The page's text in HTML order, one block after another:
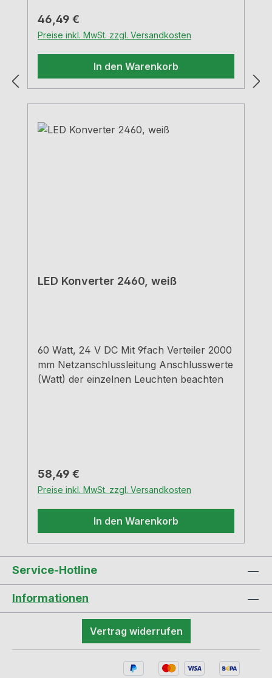
Regulärer Preis:
46,49 €
Preise inkl. MwSt. zzgl. Versandkosten
In den Warenkorb
LED Konverter 2460, weiß
60 Watt, 24 V DC Mit 9fach Verteiler 2000
mm Netzanschlussleitung Anschlusswerte
(Watt) der einzelnen Leuchten beachten
Regulärer Preis:
58,49 €
Preise inkl. MwSt. zzgl. Versandkosten
In den Warenkorb
Service-Hotline
Informationen
Vertrag widerrufen